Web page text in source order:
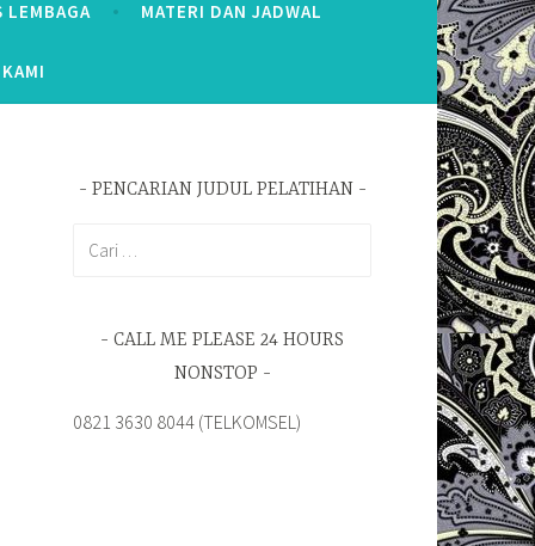
LEMBAGA MATERI DAN JADWAL
PENCARIAN JUDUL PELATIHAN
CALL ME PLEASE 24 HOURS
NONSTOP
0821 3630 8044 (TELKOMSEL)